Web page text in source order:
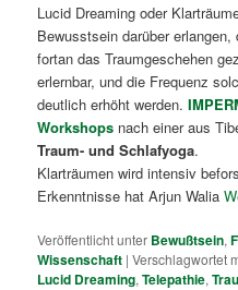
Lucid Dreaming oder
Bewusstsein darüber
fortan das Traumgeschehen
erlernbar, und die Frequenz
deutlich erhöht werden.
Workshops nach einer aus
Traum- und Schlafyoga.
Klarträumen wird intensiv
Erkenntnisse hat Arjun Walia
Veröffentlicht unter Bewußtsein,
Wissenschaft |Verschlagwortet
Lucid Dreaming,Telepathie,